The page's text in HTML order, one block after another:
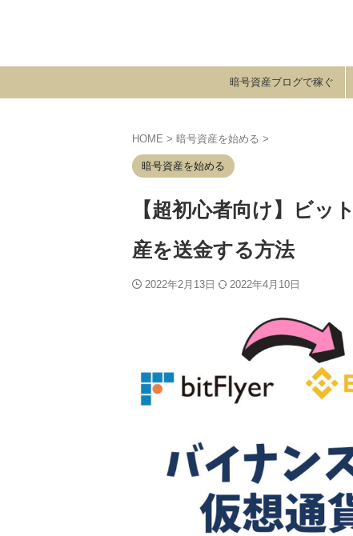
暗号資産ブログで稼ぐ
HOME > 暗号資産を始める >
暗号資産を始める
【超初心者向け】ビッ
産を送金する方法
2022年2月13日 2022年4月10日